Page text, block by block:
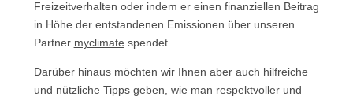
Freizeitverhalten oder indem er einen finanziellen Beitrag
in Höhe der entstandenen Emissionen über unseren
Partner myclimate spendet.
Darüber hinaus möchten wir Ihnen aber auch hilfreiche
und nützliche Tipps geben, wie man respektvoller und